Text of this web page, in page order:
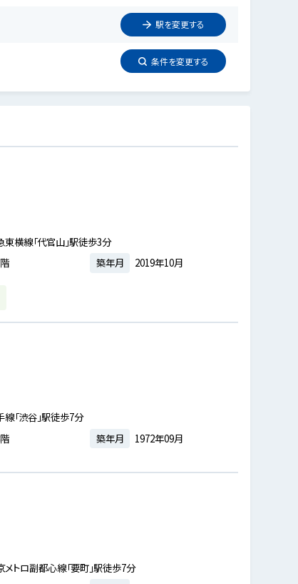
駅を変更する
条件を変更する
東横線「代官山」駅徒歩3分
築年月 2019年10月
線「渋谷」駅徒歩7分
築年月 1972年09月
メトロ副都心線「要町」駅徒歩7分